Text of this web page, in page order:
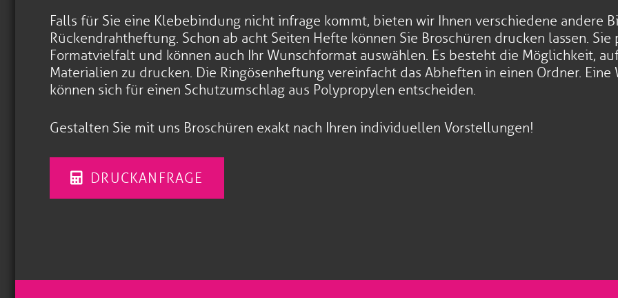
Falls für Sie eine Klebebindung nicht infrage kommt, bieten wir Ihnen verschiedene andere
Rückendrahtheftung. Schon ab acht Seiten Hefte können Sie Broschüren drucken lassen.
Formatvielfalt und können auch Ihr Wunschformat auswählen. Es besteht die Möglichkeit,
Materialien zu drucken. Die Ringösenheftung vereinfacht das Abheften in einen Ordner.
können sich für einen Schutzumschlag aus Polypropylen entscheiden.
Gestalten Sie mit uns Broschüren exakt nach Ihren individuellen Vorstellungen!
DRUCKANFRAGE